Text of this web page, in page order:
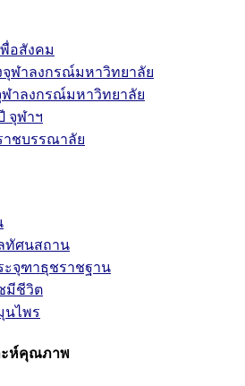
อสังคม
ฬาลงกรณ์มหาวิทยาลัย
าลงกรณ์มหาวิทยาลัย
จุฬาฯ
ชบรรณาลัย
ศนสถาน
จุฑาธุชราชฐาน
ชีวิต
ไพร
ะห์คุณภาพ